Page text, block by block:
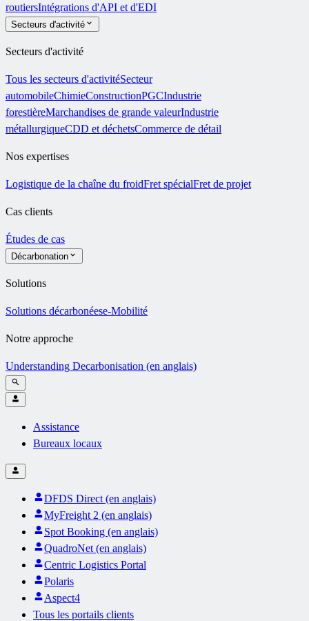
routiersIntégrations d'API et d'EDI
Secteurs d'activité
Secteurs d'activité
Tous les secteurs d'activitéSecteur
automobileChimieConstructionPGCIndustrie
forestièreMarchandises de grande valeurIndustrie
métallurgiqueCDD et déchetsCommerce de détail
Nos expertises
Logistique de la chaîne du froidFret spécialFret de projet
Cas clients
Études de cas
Décarbonation
Solutions
Solutions décarbonéese-Mobilité
Notre approche
Understanding Decarbonisation (en anglais)
Assistance
Bureaux locaux
DFDS Direct (en anglais)
MyFreight 2 (en anglais)
Spot Booking (en anglais)
QuadroNet (en anglais)
Centric Logistics Portal
Polaris
Aspect4
Tous les portails clients